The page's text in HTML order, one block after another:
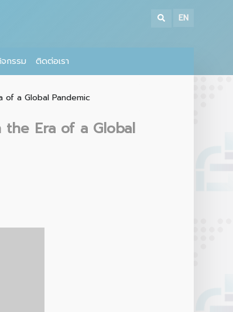
EN
กรรม ติดต่อเรา
of a Global Pandemic
Era of a Global